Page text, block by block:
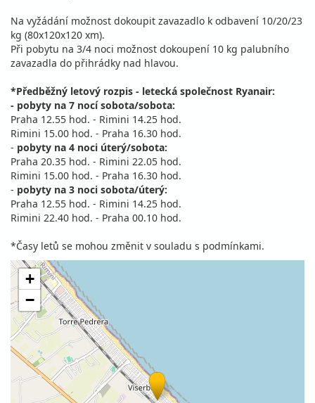
Na vyžádání možnost dokoupit zavazadlo k odbavení 10/20/23
kg (80x120x120 xm).
Při pobytu na 3/4 noci možnost dokoupení 10 kg palubního
zavazadla do přihrádky nad hlavou.
*Předběžný letový rozpis - letecká společnost Ryanair:
- pobyty na 7 nocí sobota/sobota:
Praha 12.55 hod. - Rimini 14.25 hod.
Rimini 15.00 hod. - Praha 16.30 hod.
- pobyty na 4 noci úterý/sobota:
Praha 20.35 hod. - Rimini 22.05 hod.
Rimini 15.00 hod. - Praha 16.30 hod.
- pobyty na 3 noci sobota/úterý:
Praha 12.55 hod. - Rimini 14.25 hod.
Rimini 22.40 hod. - Praha 00.10 hod.
*Časy letů se mohou změnit v souladu s podmínkami.
+
−